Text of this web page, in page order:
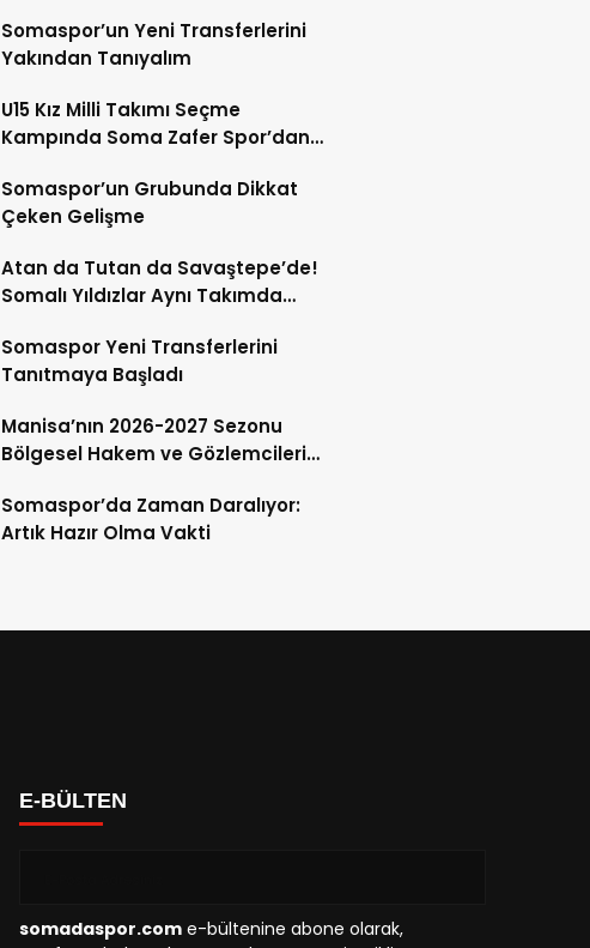
Somaspor’un Yeni Transferlerini
Yakından Tanıyalım
U15 Kız Milli Takımı Seçme
Kampında Soma Zafer Spor’dan
Somaspor’un Grubunda Dikkat
Çeken Gelişme
Atan da Tutan da Savaştepe’de!
Somalı Yıldızlar Aynı Takımda
Somaspor Yeni Transferlerini
Tanıtmaya Başladı
Manisa’nın 2026-2027 Sezonu
Bölgesel Hakem ve Gözlemcileri
Somaspor’da Zaman Daralıyor:
Artık Hazır Olma Vakti
E-BÜLTEN
somadaspor.com e-bültenine abone olarak,